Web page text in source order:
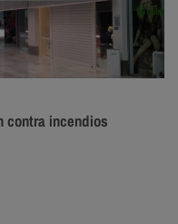
contra incendios